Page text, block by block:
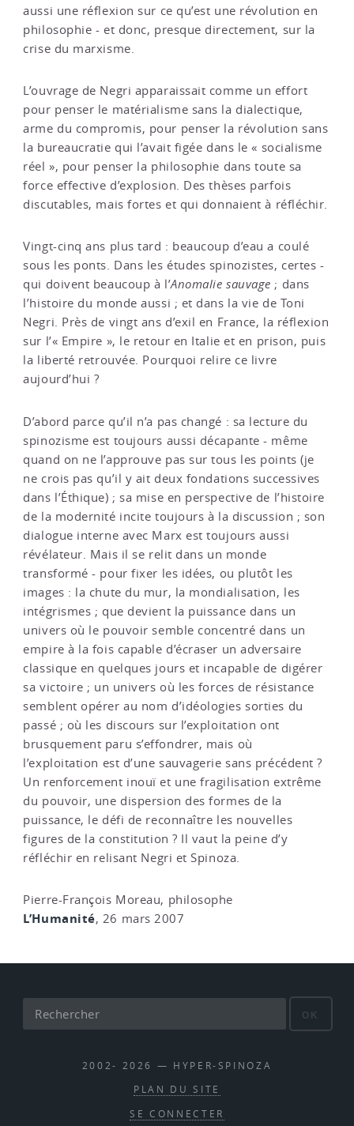
aussi une réflexion sur ce qu’est une révolution en
philosophie - et donc, presque directement, sur la
crise du marxisme.
L’ouvrage de Negri apparaissait comme un effort
pour penser le matérialisme sans la dialectique,
arme du compromis, pour penser la révolution sans
la bureaucratie qui l’avait figée dans le « socialisme
réel », pour penser la philosophie dans toute sa
force effective d’explosion. Des thèses parfois
discutables, mais fortes et qui donnaient à réfléchir.
Vingt-cinq ans plus tard : beaucoup d’eau a coulé
sous les ponts. Dans les études spinozistes, certes -
qui doivent beaucoup à l’Anomalie sauvage ; dans
l’histoire du monde aussi ; et dans la vie de Toni
Negri. Près de vingt ans d’exil en France, la réflexion
sur l’« Empire », le retour en Italie et en prison, puis
la liberté retrouvée. Pourquoi relire ce livre
aujourd’hui ?
D’abord parce qu’il n’a pas changé : sa lecture du
spinozisme est toujours aussi décapante - même
quand on ne l’approuve pas sur tous les points (je
ne crois pas qu’il y ait deux fondations successives
dans l’Éthique) ; sa mise en perspective de l’histoire
de la modernité incite toujours à la discussion ; son
dialogue interne avec Marx est toujours aussi
révélateur. Mais il se relit dans un monde
transformé - pour fixer les idées, ou plutôt les
images : la chute du mur, la mondialisation, les
intégrismes ; que devient la puissance dans un
univers où le pouvoir semble concentré dans un
empire à la fois capable d’écraser un adversaire
classique en quelques jours et incapable de digérer
sa victoire ; un univers où les forces de résistance
semblent opérer au nom d’idéologies sorties du
passé ; où les discours sur l’exploitation ont
brusquement paru s’effondrer, mais où
l’exploitation est d’une sauvagerie sans précédent ?
Un renforcement inouï et une fragilisation extrême
du pouvoir, une dispersion des formes de la
puissance, le défi de reconnaître les nouvelles
figures de la constitution ? Il vaut la peine d’y
réfléchir en relisant Negri et Spinoza.
Pierre-François Moreau, philosophe
L’Humanité, 26 mars 2007
OK
2002- 2026 — HYPER-SPINOZA
PLAN DU SITE
SE CONNECTER